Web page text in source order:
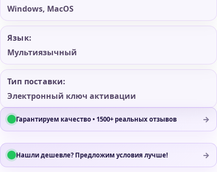
Windows, MacOS
Язык:
Мультиязычный
Тип поставки:
Электронный ключ активации
Гарантируем качество • 1500+ реальных отзывов →
Нашли дешевле? Предложим условия лучше! →